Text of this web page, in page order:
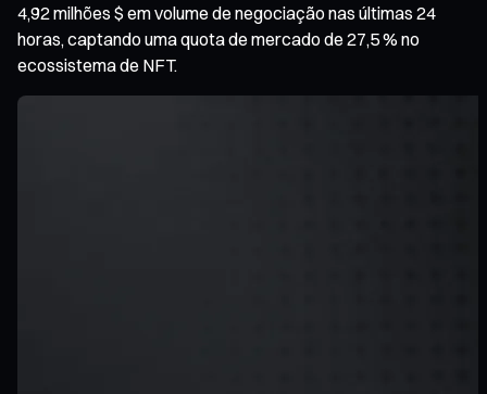
4,92 milhões $ em volume de negociação nas últimas 24
horas, captando uma quota de mercado de 27,5 % no
ecossistema de NFT.